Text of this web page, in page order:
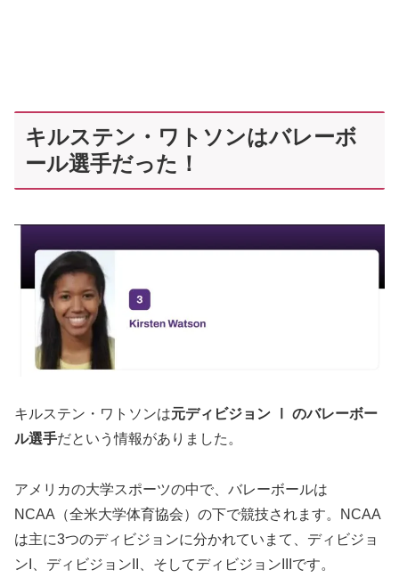
キルステン・ワトソンはバレーボ
ール選手だった！
キルステン・ワトソンは元ディビジョン Ⅰ のバレーボー
ル選手だという情報がありました。
アメリカの大学スポーツの中で、バレーボールは
NCAA（全米大学体育協会）の下で競技されます。NCAA
は主に3つのディビジョンに分かれていまて、ディビジョ
ンI、ディビジョンII、そしてディビジョンIIIです。